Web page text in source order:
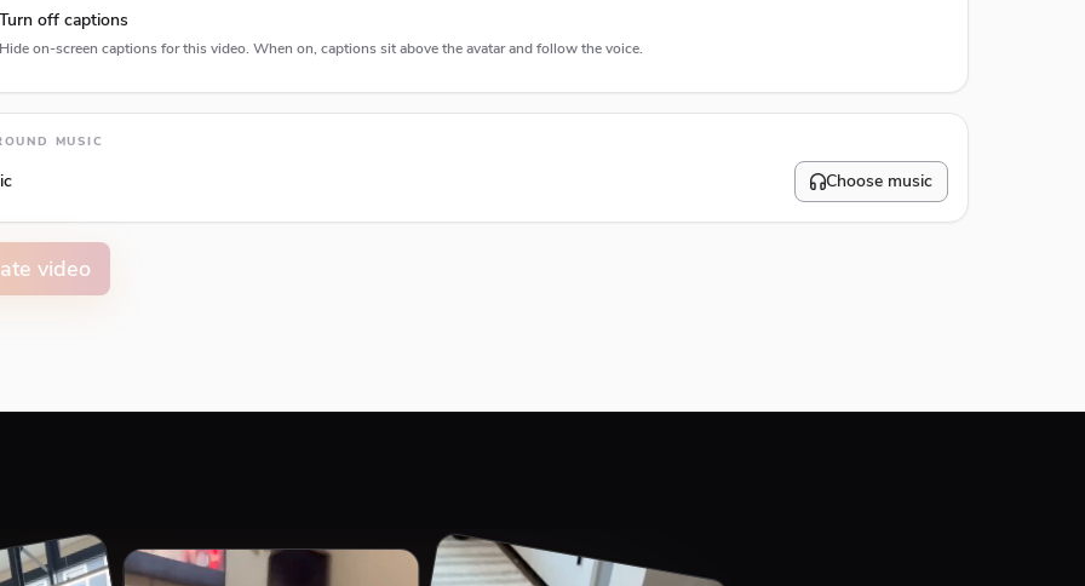
Turn off captions
Hide on-screen captions for this video. When on, captions sit above the avatar and follow the voice.
type
MUSIC
Choose music
video